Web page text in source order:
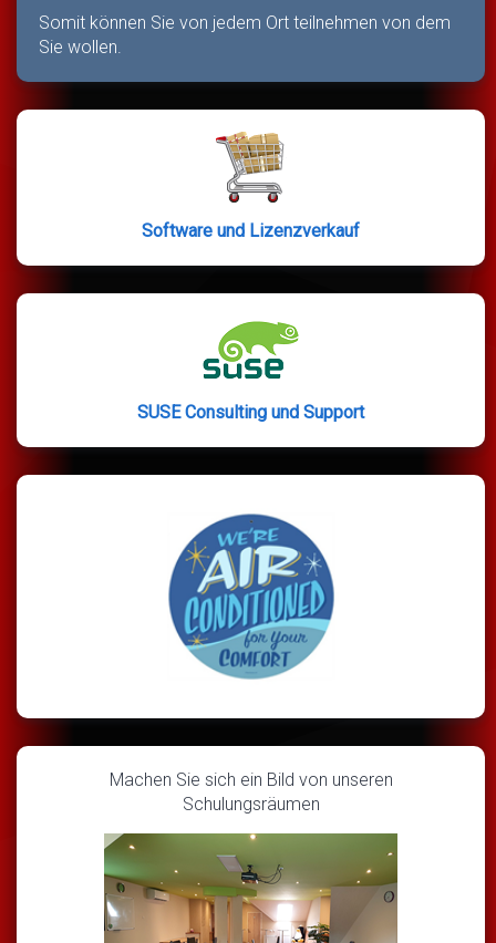
Somit können Sie von jedem Ort teilnehmen von dem
Sie wollen.
Software und Lizenzverkauf
SUSE Consulting und Support
Machen Sie sich ein Bild von unseren
Schulungsräumen